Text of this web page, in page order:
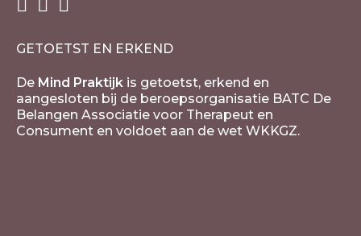
GETOETST EN ERKEND
De Mind Praktijk is getoetst, erkend en
aangesloten bij de beroepsorganisatie BATC De
Belangen Associatie voor Therapeut en
Consument en voldoet aan de wet WKKGZ.